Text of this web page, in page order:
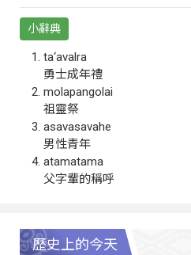
小辭典
ta‘avalra
勇士成年禮
molapangolai
祖靈祭
asavasavahe
男性青年
atamatama
父字輩的稱呼
歷史上的今天